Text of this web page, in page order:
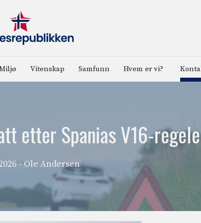
Vitenskap Samfunn Hvem er vi?
etter Spanias V16-
- Ole Andersen